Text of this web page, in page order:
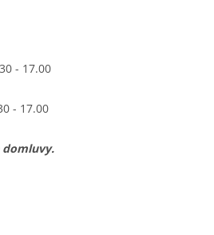
- 17.00
- 17.00